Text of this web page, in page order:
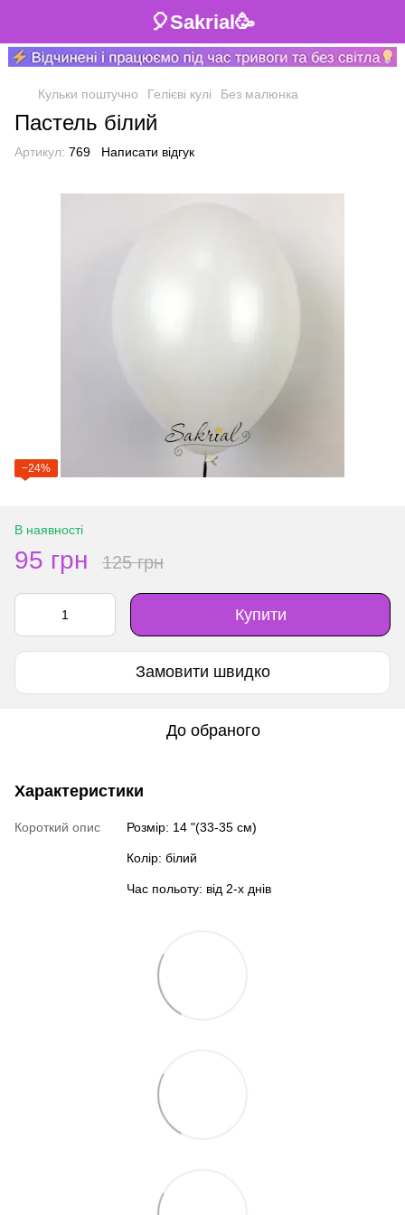
🎈Sakrial🥳
Кульки поштучно Гелієві кулі Без малюнка
Пастель білий
Артикул: 769 Написати відгук
−24%
В наявності
95 грн 125 грн
Купити
Замовити швидко
До обраного
Характеристики
Короткий опис Розмір: 14 "(33-35 см)
Колір: білий
Час польоту: від 2-х днів